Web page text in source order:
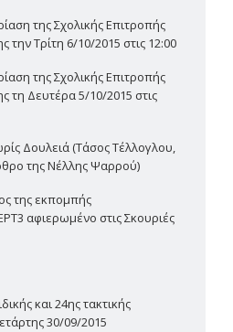
της Σχολικής Επιτροπής
την Τρίτη 6/10/2015 στις 12:00
της Σχολικής Επιτροπής
τη Δευτέρα 5/10/2015 στις
Δουλειά (Τάσος Τέλλογλου,
της Νέλλης Ψαρρού)
της εκπομπής
αφιερωμένο στις Σκουριές
και 24ης τακτικής
30/09/2015